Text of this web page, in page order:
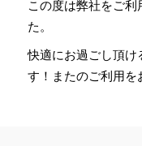
この度は弊社をご
た。
快適にお過ごし頂け
す！またのご利用を